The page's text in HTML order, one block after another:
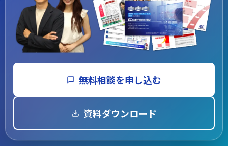
無料相談を申し込む
資料ダウンロード